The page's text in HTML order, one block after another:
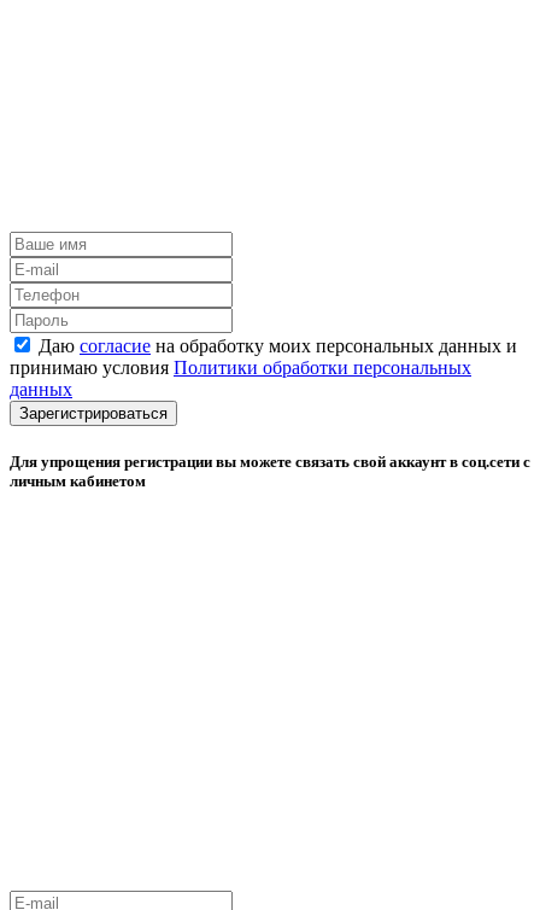
Даю согласие на обработку моих персональных данных и
принимаю условия Политики обработки персональных
данных
Зарегистрироваться
Для упрощения регистрации вы можете связать свой аккаунт в соц.сети с
личным кабинетом